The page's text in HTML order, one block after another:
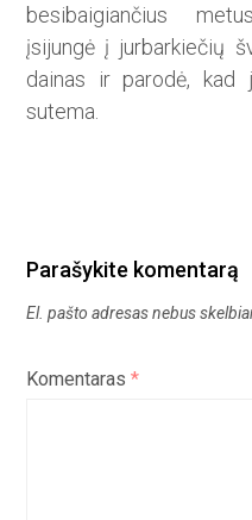
besibaigiančius
įsijungė į jurbarkiečių
dainas ir parodė,
sutema.
Parašykite komentarą
El. pašto adresas nebus
Komentaras*